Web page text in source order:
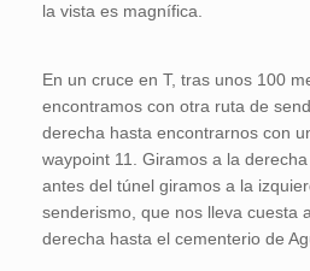
la vista es magnífica.
En un cruce en T, tras unos 100
encontramos con otra ruta de
derecha hasta encontrarnos con
waypoint 11. Giramos a la
antes del túnel giramos a la
senderismo, que nos lleva cuesta
derecha hasta el cementerio de